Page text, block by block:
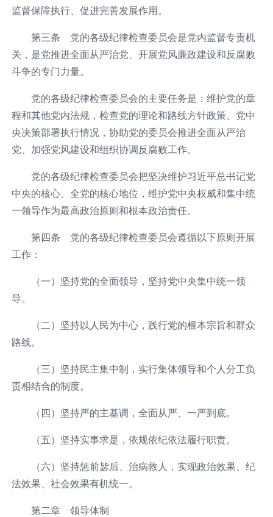
监督保障执行、促进完善发展作用。
第三条 党的各级纪律检查委员会是党内监督专责机
关，是党推进全面从严治党、开展党风廉政建设和反腐败
斗争的专门力量。
党的各级纪律检查委员会的主要任务是：维护党的章
程和其他党内法规，检查党的理论和路线方针政策、党中
央决策部署执行情况，协助党的委员会推进全面从严治
党、加强党风建设和组织协调反腐败工作。
党的各级纪律检查委员会把坚决维护习近平总书记党
中央的核心、全党的核心地位，维护党中央权威和集中统
一领导作为最高政治原则和根本政治责任。
第四条 党的各级纪律检查委员会遵循以下原则开展
工作：
（一）坚持党的全面领导，坚持党中央集中统一领
导。
（二）坚持以人民为中心，践行党的根本宗旨和群众
路线。
（三）坚持民主集中制，实行集体领导和个人分工负
责相结合的制度。
（四）坚持严的主基调，全面从严、一严到底。
（五）坚持实事求是，依规依纪依法履行职责。
（六）坚持惩前毖后、治病救人，实现政治效果、纪
法效果、社会效果有机统一。
第二章 领导体制